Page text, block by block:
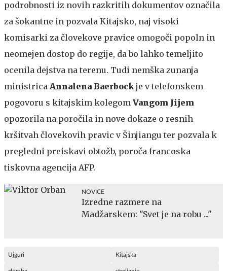
podrobnosti iz novih razkritih dokumentov označila
za šokantne in pozvala Kitajsko, naj visoki
komisarki za človekove pravice omogoči popoln in
neomejen dostop do regije, da bo lahko temeljito
ocenila dejstva na terenu. Tudi nemška zunanja
ministrica Annalena Baerbock je v telefonskem
pogovoru s kitajskim kolegom Vangom Jijem
opozorila na poročila in nove dokaze o resnih
kršitvah človekovih pravic v Šinjiangu ter pozvala k
pregledni preiskavi obtožb, poroča francoska
tiskovna agencija AFP.
NOVICE
Izredne razmere na
Madžarskem: "Svet je na robu ..."
Ujguri Kitajska